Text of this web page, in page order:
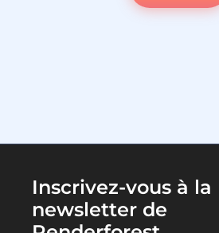
Inscrivez-vous à la
newsletter de